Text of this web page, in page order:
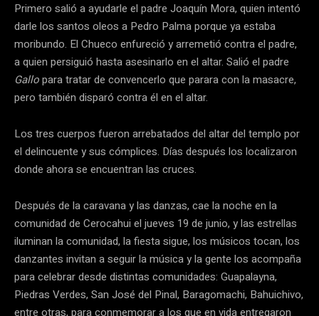
Primero salió a ayudarle el padre Joaquín Mora, quien intentó
darle los santos oleos a Pedro Palma porque ya estaba
moribundo. El Chueco enfureció y arremetió contra el padre,
a quien persiguió hasta asesinarlo en el altar. Salió el padre
Gallopara tratar de convencerlo que parara con la masacre,
pero también disparó contra él en el altar.
Los tres cuerpos fueron arrebatados del altar del templo por
el delincuente y sus cómplices. Días después los localizaron
donde ahora se encuentran las cruces.
Después de la caravana y las danzas, cae la noche en la
comunidad de Cerocahui el jueves 19 de junio, y las estrellas
iluminan la comunidad, la fiesta sigue, los músicos tocan, los
danzantes invitan a seguir la música y la gente los acompaña
para celebrar desde distintas comunidades: Guapalayna,
Piedras Verdes, San José del Pinal, Baragomachi, Bahuichivo,
entre otras, para conmemorar a los que en vida entregaron